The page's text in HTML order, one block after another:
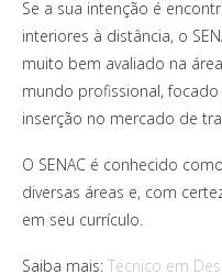
Se a sua intenção é
interiores à distância, o
muito bem avaliado na
mundo profissional,
inserção no mercado de
O SENAC é conhecido
diversas áreas e, com
em seu currículo.
Saiba mais: Técnico em